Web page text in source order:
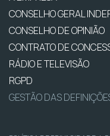
CONSELHO GERAL
CONSELHO DE OPINIÃO
CONTRATO DE
RÁDIO E TELEVISÃO
RGPD
GESTÃO DAS